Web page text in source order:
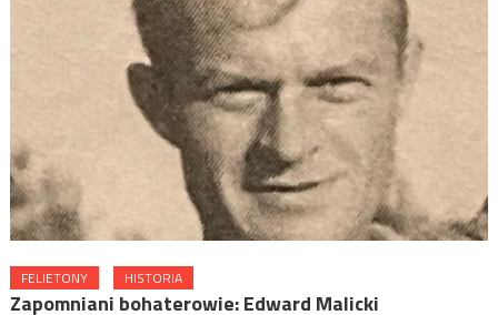
FELIETONY HISTORIA
Zapomniani bohaterowie: Edward Malicki